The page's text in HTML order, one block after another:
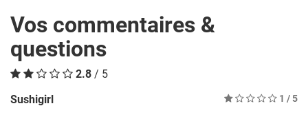
Vos commentaires &
questions
2.8 / 5
Sushigirl
1 / 5